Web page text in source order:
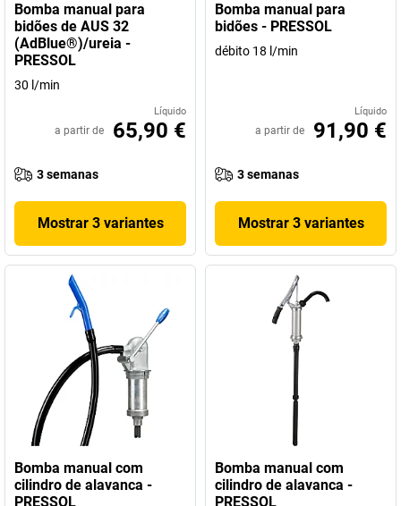
Bomba manual para
bidões de AUS 32
(AdBlue®)/ureia -
PRESSOL
30 l/min
Líquido
a partir de 65,90 €
3 semanas
Mostrar 3 variantes
Bomba manual para
bidões - PRESSOL
débito 18 l/min
Líquido
a partir de 91,90 €
3 semanas
Mostrar 3 variantes
Bomba manual com
cilindro de alavanca -
PRESSOL
Bomba manual com
cilindro de alavanca -
PRESSOL